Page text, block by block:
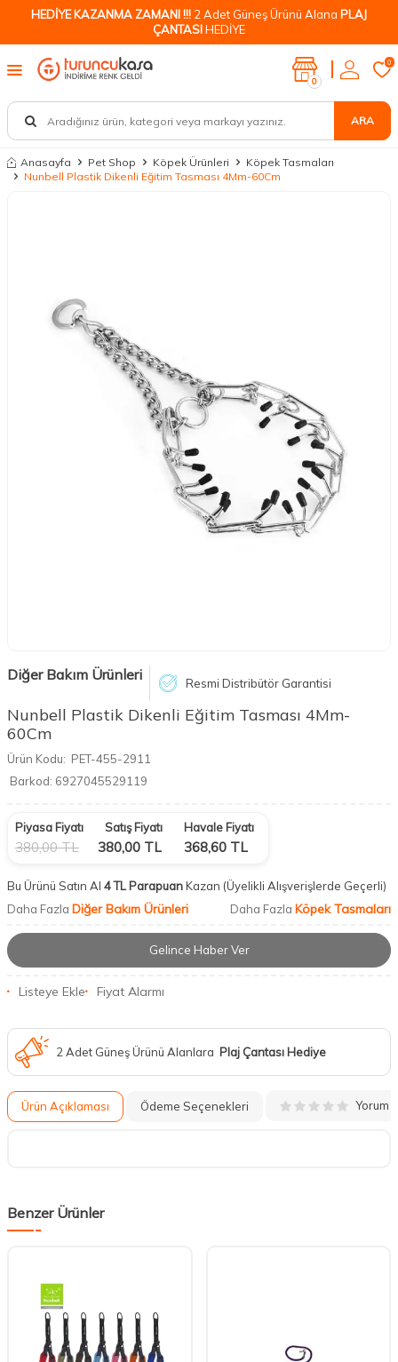
HEDİYE KAZANMA ZAMANI !!! 2 Adet Güneş Ürünü Alana PLAJ
ÇANTASIHEDİYE
ARA
0
0
Anasayfa Pet Shop Köpek Ürünleri
Köpek Tasmaları
Nunbell Plastik Dikenli Eğitim Tasması 4Mm-60Cm
Diğer Bakım Ürünleri Resmi Distribütör Garantisi
Nunbell Plastik Dikenli Eğitim Tasması 4Mm-
60Cm
Ürün Kodu: PET-455-2911
Barkod: 6927045529119
Piyasa Fiyatı
380,00TL
Satış Fiyatı
380,00 TL
Havale Fiyatı
368,60 TL
Bu Ürünü Satın Al 4 TL ParapuanKazan (Üyelikli Alışverişlerde Geçerli)
Daha Fazla Diğer Bakım Ürünleri Daha Fazla Köpek Tasmaları
Gelince Haber Ver
Listeye Ekle Fiyat Alarmı
2 Adet Güneş Ürünü Alanlara Plaj Çantası Hediye
Ürün Açıklaması Ödeme Seçenekleri Yorum
Benzer Ürünler